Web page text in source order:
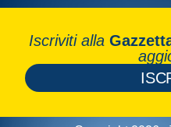
Iscriviti alla